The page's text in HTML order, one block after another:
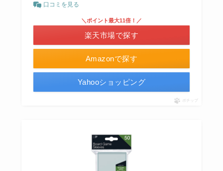
口コミを見る
Amazonで探す
＼ポイント最大11倍！／
楽天市場で探す
Yahooショッピング
ポチップ